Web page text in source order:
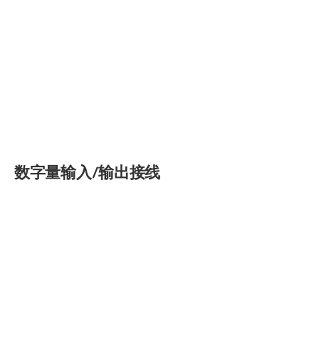
数字量输入/输出接线